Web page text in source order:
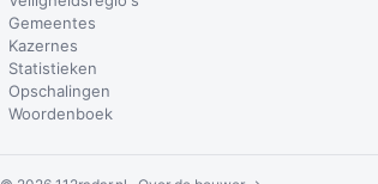
Gemeentes
Kazernes
Statistieken
Opschalingen
Woordenboek